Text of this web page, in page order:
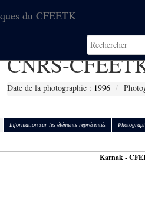
du CFEETK
CNRS-
Date de la photographie : 1996
Information sur les éléments représentés